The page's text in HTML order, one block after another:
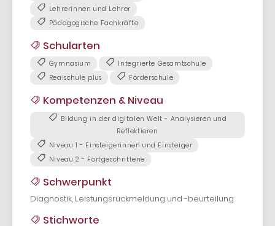
Lehrerinnen und Lehrer
Pädagogische Fachkräfte
Schularten
Gymnasium
Integrierte Gesamtschule
Realschule plus
Förderschule
Kompetenzen & Niveau
Bildung in der digitalen Welt - Analysieren und
Reflektieren
Niveau 1 - Einsteigerinnen und Einsteiger
Niveau 2 - Fortgeschrittene
Schwerpunkt
Diagnostik, Leistungsrückmeldung und -beurteilung
Stichworte